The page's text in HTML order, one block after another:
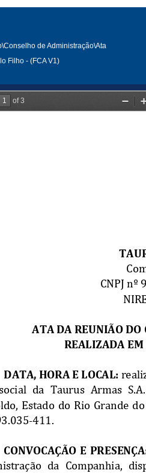
de Administração\Ata
Filho - (FCA V1)